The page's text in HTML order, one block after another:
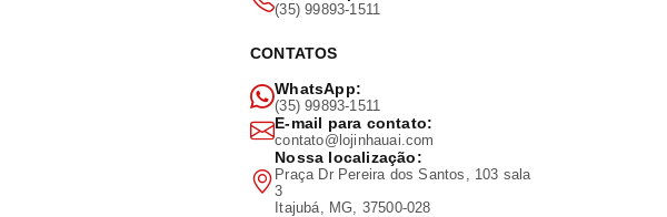
(35) 99893-1511
CONTATOS
WhatsApp:
(35) 99893-1511
E-mail para contato:
contato@lojinhauai.com
Nossa localização:
Praça Dr Pereira dos Santos, 103 sala
3
Itajubá, MG, 37500-028